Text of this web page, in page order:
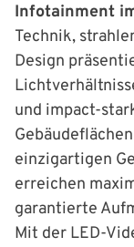
Infotainment
Technik,
Design
und impact-
einzigartigen
erreichen
garantierte
Mit der LED-